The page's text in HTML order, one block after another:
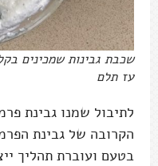
שכבת גבינות שמכינים
עז תלם
לתיבול שמנו גבינת
הקרובה של גבינת
בטעם ועוברת תהליך